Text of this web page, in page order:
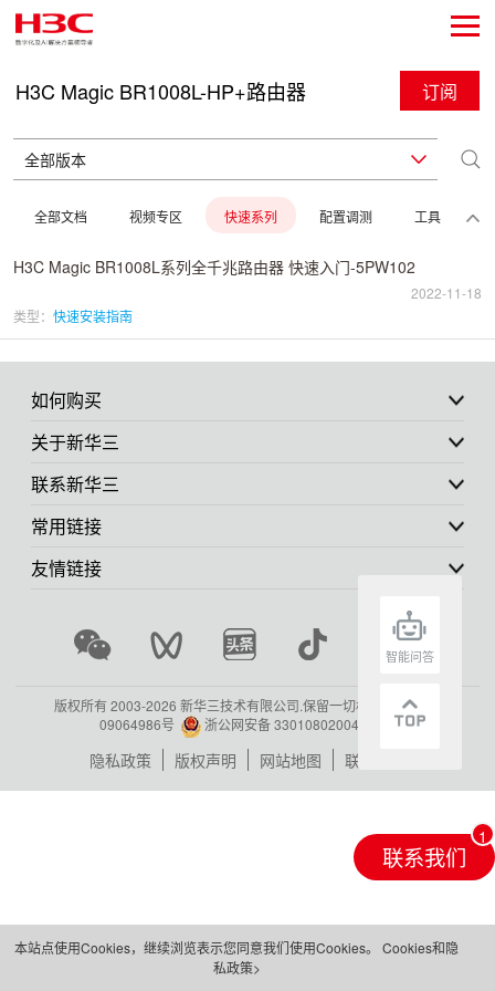
H3C Magic BR1008L-HP+路由器 订阅
全部文档 视频专区 快速系列 配置调测 工具
H3C Magic BR1008L系列全千兆路由器 快速入门-5PW102
2022-11-18
类型： 快速安装指南
如何购买
关于新华三
联系新华三
常用链接
友情链接
版权所有 2003-2026 新华三技术有限公司.保留一切权利.
浙ICP备
09064986号
浙公网安备 33010802004416号
隐私政策 版权声明 网站地图 联系我们
联系我们
本站点使用Cookies，继续浏览表示您同意我们使用Cookies。 Cookies和隐
私政策>
智能问答